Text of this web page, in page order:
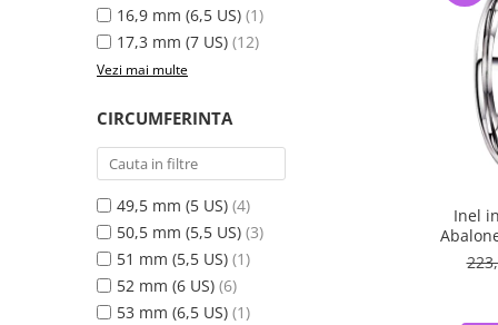
16,9 mm (6,5 US) (1)
17,3 mm (7 US) (12)
Vezi mai multe
CIRCUMFERINTA
49,5 mm (5 US) (4)
50,5 mm (5,5 US) (3)
51 mm (5,5 US) (1)
52 mm (6 US) (6)
53 mm (6,5 US) (1)
Inel